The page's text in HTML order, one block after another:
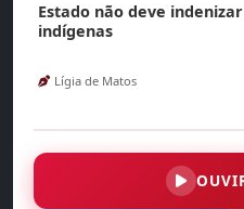
Estado não deve
indígenas
Lígia de Matos